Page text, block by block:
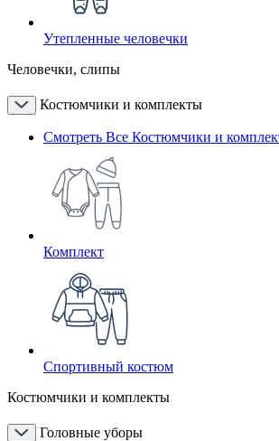
Утепленные человечки
Человечки, слипы
Костюмчики и комплекты
Смотреть Все Костюмчики и
Комплект
Спортивный костюм
Костюмчики и комплекты
Головные уборы